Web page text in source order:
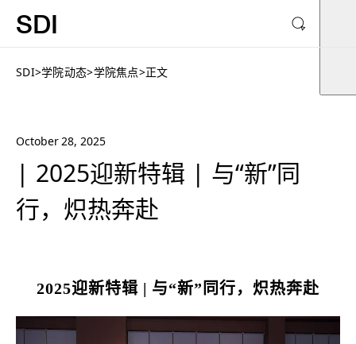
SDI
SDI>学院动态>学院焦点>正文
October 28, 2025
| 2025迎新特辑 | 与“新”同
行，炽热奔赴
2025迎新特辑 | 与“新”同行，炽热奔赴